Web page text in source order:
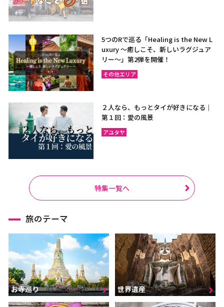
5つのRで巡る「Healing is the New L
uxury ～癒しこそ、新しいラグジュア
リー〜」第2弾を開催！
その他エリア
２人なら、もっとタイが好きになる｜
第１回：愛の風景
アユタヤ
特集一覧へ
旅のテーマ
お寺巡り 世界遺産